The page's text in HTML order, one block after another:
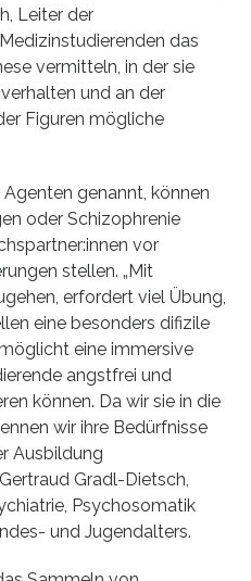
Leiter der
das
vermitteln, in der sie
und an der
Figuren mögliche
genannt, können
oder Schizophrenie
vor
stellen. „Mit
erfordert viel Übung,
eine besonders difizile
eine immersive
angstfrei und
können. Da wir sie in die
wir ihre Bedürfnisse
Ausbildung
Gradl-Dietsch,
Psychosomatik
und Jugendalters.